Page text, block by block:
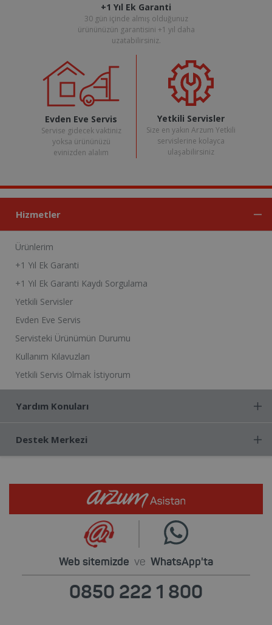
+1 Yıl Ek Garanti
30 gün içinde almış olduğunuz
ürününüzün garantisini +1 yıl daha
uzatabilirsiniz.
Evden Eve Servis
Servise gidecek vaktiniz
yoksa ürününüzü
evinizden alalım
Yetkili Servisler
Size en yakın Arzum Yetkili
servislerine kolayca
ulaşabilirsiniz
Hizmetler
Ürünlerim
+1 Yıl Ek Garanti
+1 Yıl Ek Garanti Kaydı Sorgulama
Yetkili Servisler
Evden Eve Servis
Servisteki Ürünümün Durumu
Kullanım Kılavuzları
Yetkili Servis Olmak İstiyorum
Yardım Konuları
Destek Merkezi
Web sitemizde ve WhatsApp'ta
0850 222 1 800